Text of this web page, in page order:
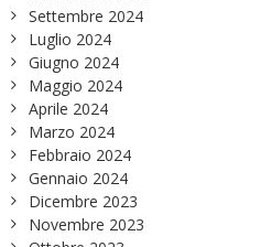
Settembre 2024
Luglio 2024
Giugno 2024
Maggio 2024
Aprile 2024
Marzo 2024
Febbraio 2024
Gennaio 2024
Dicembre 2023
Novembre 2023